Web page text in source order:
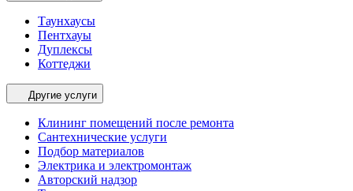
Таунхаусы
Пентхауы
Дуплексы
Коттеджи
Другие услуги
Клининг помещений после ремонта
Сантехнические услуги
Подбор материалов
Электрика и электромонтаж
Авторский надзор